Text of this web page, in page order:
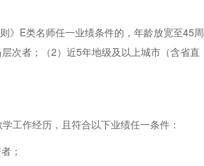
》E类名师任一业绩条件的，年龄放宽至45周
次者；（2）近5年地级及以上城市（含省直
工作经历，且符合以下业绩任一条件：
；